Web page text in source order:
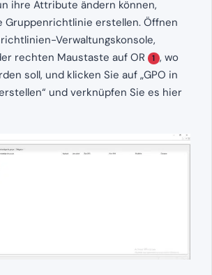
ihre Attribute ändern können,
Gruppenrichtlinie erstellen. Öffnen
Verwaltungskonsole,
rechten Maustaste auf OR
1 , wo
soll, und klicken Sie auf „GPO in
und verknüpfen Sie es hier